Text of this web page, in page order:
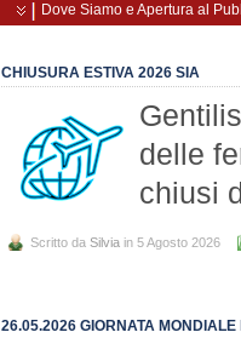
Dove Siamo e Apertura al
CHIUSURA ESTIVA 2026 SIA
delle
chiusi
Scritto da Silvia in 5 Agosto 2026
26.05.2026 GIORNATA